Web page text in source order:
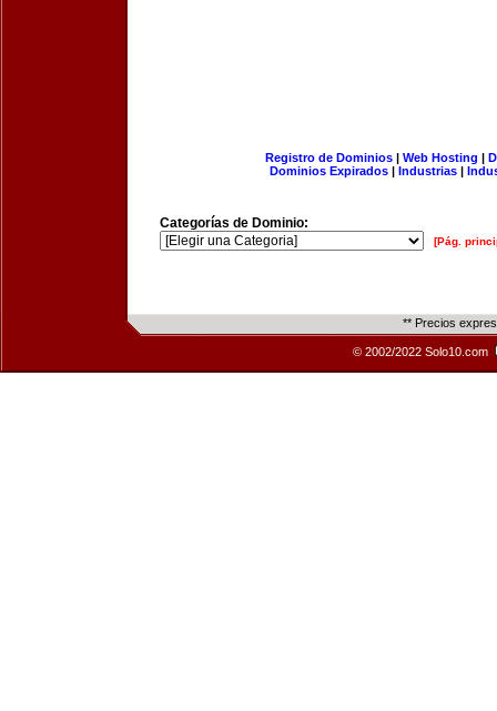
Registro de Dominios| Web Hosting |
Dominios Expirados | Industrias |
Categorías de Dominio:
[Pág.
** Precios
© 2002/2022 Solo10.com